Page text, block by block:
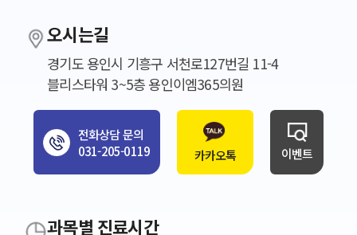
오시는길
경기도 용인시 기흥구 서천로127번길 11-4
블리스타워 3~5층 용인이엠365의원
전화상담 문의
031-205-0119
카카오톡 이벤트
과목별 진료시간